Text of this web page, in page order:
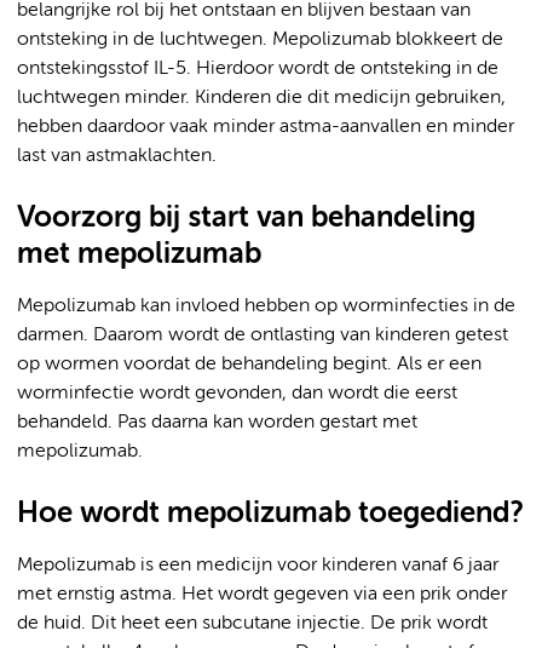
belangrijke rol bij het ontstaan en blijven bestaan van
ontsteking in de luchtwegen. Mepolizumab blokkeert de
ontstekingsstof IL-5. Hierdoor wordt de ontsteking in de
luchtwegen minder. Kinderen die dit medicijn gebruiken,
hebben daardoor vaak minder astma-aanvallen en minder
last van astmaklachten.
Voorzorg bij start van behandeling
met mepolizumab
Mepolizumab kan invloed hebben op worminfecties in de
darmen. Daarom wordt de ontlasting van kinderen getest
op wormen voordat de behandeling begint. Als er een
worminfectie wordt gevonden, dan wordt die eerst
behandeld. Pas daarna kan worden gestart met
mepolizumab.
Hoe wordt mepolizumab toegediend?
Mepolizumab is een medicijn voor kinderen vanaf 6 jaar
met ernstig astma. Het wordt gegeven via een prik onder
de huid. Dit heet een subcutane injectie. De prik wordt